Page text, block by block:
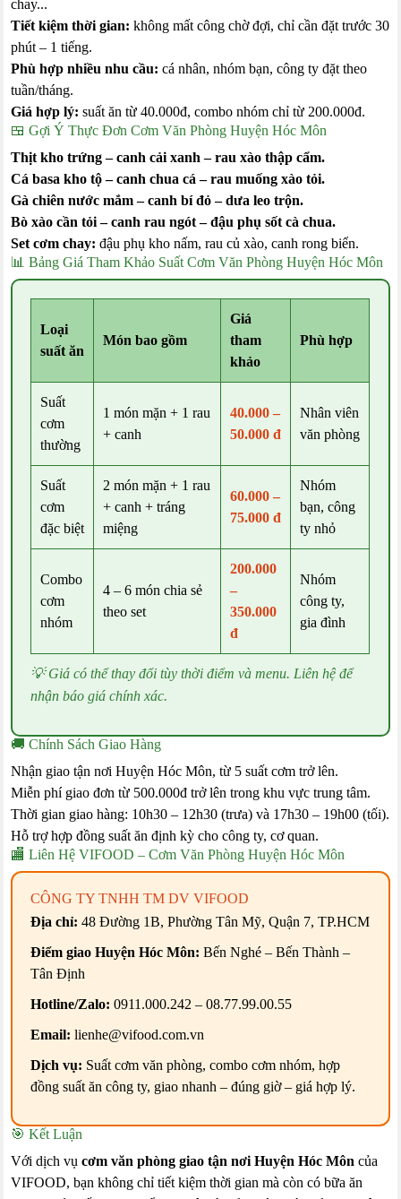
chay...
Tiết kiệm thời gian: không mất công chờ đợi, chỉ cần đặt trước 30
phút – 1 tiếng.
Phù hợp nhiều nhu cầu: cá nhân, nhóm bạn, công ty đặt theo
tuần/tháng.
Giá hợp lý: suất ăn từ 40.000đ, combo nhóm chỉ từ 200.000đ.
🍱 Gợi Ý Thực Đơn Cơm Văn Phòng Huyện Hóc Môn
Thịt kho trứng – canh cải xanh – rau xào thập cẩm.
Cá basa kho tộ – canh chua cá – rau muống xào tỏi.
Gà chiên nước mắm – canh bí đỏ – dưa leo trộn.
Bò xào cần tỏi – canh rau ngót – đậu phụ sốt cà chua.
Set cơm chay: đậu phụ kho nấm, rau củ xào, canh rong biển.
📊 Bảng Giá Tham Khảo Suất Cơm Văn Phòng Huyện Hóc Môn
Loại
suất ăn
Món bao gồm
Giá
tham
khảo
Phù hợp
Suất
cơm
thường
1 món mặn + 1 rau
+ canh
40.000 –
50.000 đ
Nhân viên
văn phòng
Suất
cơm
đặc biệt
2 món mặn + 1 rau
+ canh + tráng
miệng
60.000 –
75.000 đ
Nhóm
bạn, công
ty nhỏ
Combo
cơm
nhóm
4 – 6 món chia sẻ
theo set
200.000
–
350.000
đ
Nhóm
công ty,
gia đình
💡 Giá có thể thay đổi tùy thời điểm và menu. Liên hệ để
nhận báo giá chính xác.
🚚 Chính Sách Giao Hàng
Nhận giao tận nơi Huyện Hóc Môn, từ 5 suất cơm trở lên.
Miễn phí giao đơn từ 500.000đ trở lên trong khu vực trung tâm.
Thời gian giao hàng: 10h30 – 12h30 (trưa) và 17h30 – 19h00 (tối).
Hỗ trợ hợp đồng suất ăn định kỳ cho công ty, cơ quan.
🏬 Liên Hệ VIFOOD – Cơm Văn Phòng Huyện Hóc Môn
CÔNG TY TNHH TM DV VIFOOD
Địa chỉ: 48 Đường 1B, Phường Tân Mỹ, Quận 7, TP.HCM
Điểm giao Huyện Hóc Môn: Bến Nghé – Bến Thành –
Tân Định
Hotline/Zalo: 0911.000.242 – 08.77.99.00.55
Email: lienhe@vifood.com.vn
Dịch vụ: Suất cơm văn phòng, combo cơm nhóm, hợp
đồng suất ăn công ty, giao nhanh – đúng giờ – giá hợp lý.
🎯 Kết Luận
Với dịch vụcơm văn phòng giao tận nơi Huyện Hóc Môn của
VIFOOD, bạn không chỉ tiết kiệm thời gian mà còn có bữa ăn